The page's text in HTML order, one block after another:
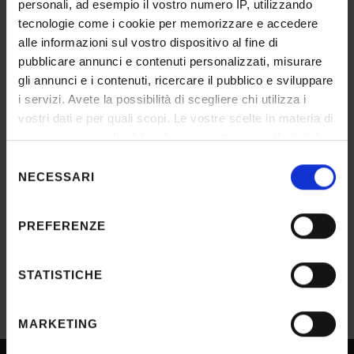
personali, ad esempio il vostro numero IP, utilizzando
tecnologie come i cookie per memorizzare e accedere
alle informazioni sul vostro dispositivo al fine di
pubblicare annunci e contenuti personalizzati, misurare
gli annunci e i contenuti, ricercare il pubblico e sviluppare
i servizi. Avete la possibilità di scegliere chi utilizza i
vostri dati e per quali scopi. Le vostre scelte in materia di
privacy sono applicabili solo su questa proprietà digitale
modificare o revocare il proprio consenso in qualsiasi
momento dalla Dichiarazione sui cookie o facendo clic
raccogliere informazioni sulla tua posizione
geografica, con un'approssimazione di qualche
Identificare il tuo dispositivo, scansionandolo
delNECESSARI
PREFERENZE
STATISTICHE
MARKETING
2
INFORMAZIONI/AVVISI
Nomina commissione
IT | 116Kb
ESITO/GRADUATORIE